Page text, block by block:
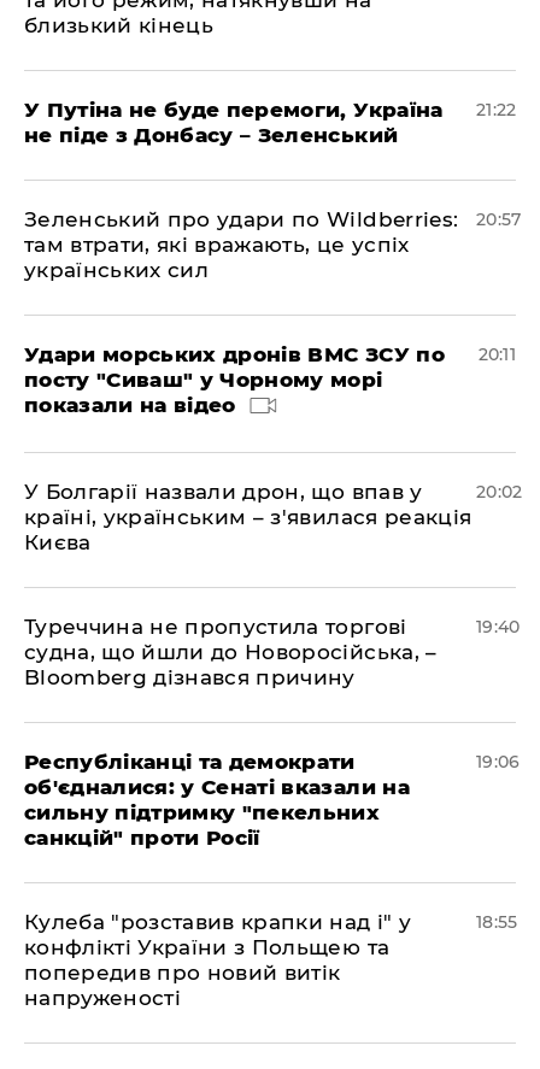
близький кінець
У Путіна не буде перемоги, Україна
не піде з Донбасу – Зеленський
21:22
Зеленський про удари по Wildberries:
там втрати, які вражають, це успіх
українських сил
20:57
Удари морських дронів ВМС ЗСУ по
посту "Сиваш" у Чорному морі
показали на відео
20:11
У Болгарії назвали дрон, що впав у
країні, українським – з'явилася реакція
Києва
20:02
Туреччина не пропустила торгові
судна, що йшли до Новоросійська, –
Bloomberg дізнався причину
19:40
Республіканці та демократи
об'єдналися: у Сенаті вказали на
сильну підтримку "пекельних
санкцій" проти Росії
19:06
Кулеба "розставив крапки над і" у
конфлікті України з Польщею та
попередив про новий витік
напруженості
18:55